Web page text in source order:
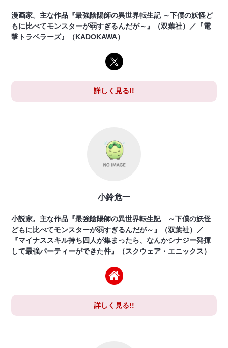
漫画家。主な作品『最強陰陽師の異世界転生記 ～下僕の妖怪ど
もに比べてモンスターが弱すぎるんだが～』（双葉社）／『電
撃トラベラーズ』（KADOKAWA）
詳しく見る!!
小鈴危一
小説家。主な作品『最強陰陽師の異世界転生記 ～下僕の妖怪
どもに比べてモンスターが弱すぎるんだが～』（双葉社）／
『マイナススキル持ち四人が集まったら、なんかシナジー発揮
して最強パーティーができた件』（スクウェア・エニックス）
詳しく見る!!